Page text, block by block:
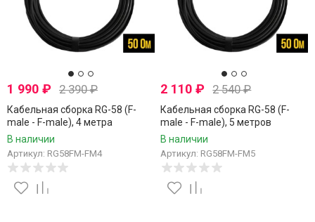
1 990 ₽ 2 390₽
Кабельная сборка RG-58 (F-
male - F-male), 4 метра
В наличии
Артикул: RG58FM-FM4
2 110₽ 2 540₽
Кабельная сборка RG-58 (F-
male - F-male), 5 метров
В наличии
Артикул: RG58FM-FM5